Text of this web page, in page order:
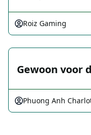
Roiz Gaming
Gewoon voor
Phuong Anh